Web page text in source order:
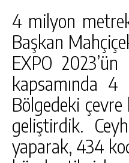
4 milyon
Başkan
EXPO
kapsamında
Bölgedeki
geliştirdik.
yaparak, 434